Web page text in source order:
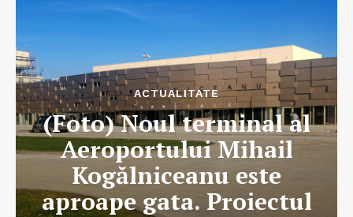
ACTUALITATE
(Foto) Noul terminal al
Aeroportului Mihail
Kogălniceanu este
aproape gata. Proiectul